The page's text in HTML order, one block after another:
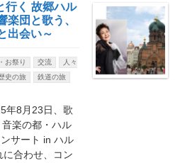
く 故郷ハル
団と歌う、
出会い～
お祭り 交流
人々
歴史の旅
鉄道の旅
年8月23日、歌
楽の都・ハル
サート in ハル
に合わせ、コン